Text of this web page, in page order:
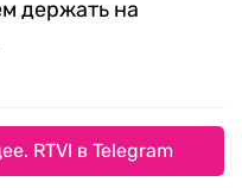
держать на
RTVI в Telegram